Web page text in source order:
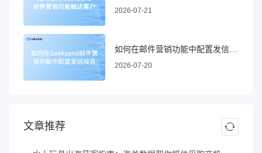
2026-07-21
2026-07-20
文章推荐